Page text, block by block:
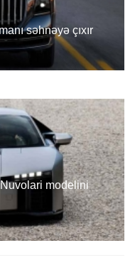
səhnəyə çıxır
modelini